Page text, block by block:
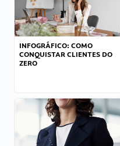
INFOGRÁFICO: COMO
CONQUISTAR CLIENTES DO
ZERO